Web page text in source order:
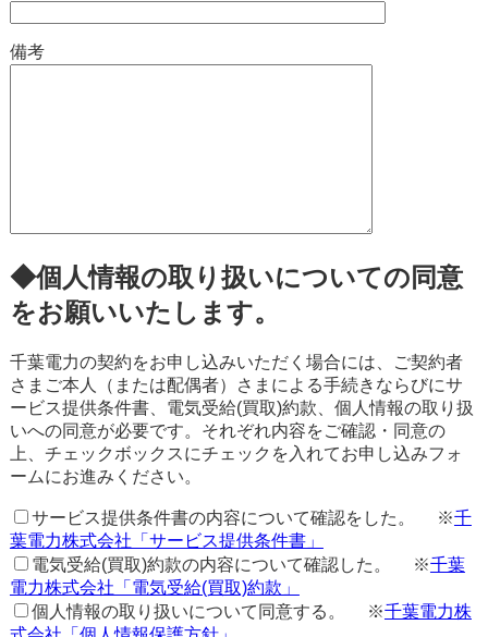
備考
◆個人情報の取り扱いについての同意
をお願いいたします。
千葉電力の契約をお申し込みいただく場合には、ご契約者
さまご本人（または配偶者）さまによる手続きならびにサ
ービス提供条件書、電気受給(買取)約款、個人情報の取り扱
いへの同意が必要です。それぞれ内容をご確認・同意の
上、チェックボックスにチェックを入れてお申し込みフォ
ームにお進みください。
サービス提供条件書の内容について確認をした。 ※千
葉電力株式会社「サービス提供条件書」
電気受給(買取)約款の内容について確認した。
※千葉
電力株式会社「電気受給(買取)約款」
個人情報の取り扱いについて同意する。
※千葉電力株